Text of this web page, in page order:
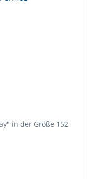
in der Größe 152